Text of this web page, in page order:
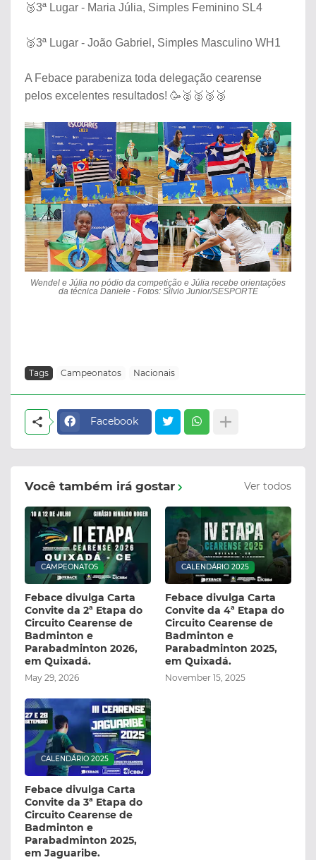
🥉3ª Lugar - Maria Júlia, Simples Feminino SL4
🥉3ª Lugar - João Gabriel, Simples Masculino WH1
A Febace parabeniza toda delegação cearense
pelos excelentes resultados! 🥳🥈🥈🥉🥉
Wendel e Júlia no pódio da competição e Júlia recebe orientações
da técnica Daniele - Fotos: Silvio Junior/SESPORTE
Tags Campeonatos Nacionais
Facebook
Você também irá gostar Ver todos
CAMPEONATOS
Febace divulga Carta
Convite da 2ª Etapa do
Circuito Cearense de
Badminton e
Parabadminton 2026,
em Quixadá.
May 29, 2026
CALENDÁRIO 2025
Febace divulga Carta
Convite da 4ª Etapa do
Circuito Cearense de
Badminton e
Parabadminton 2025,
em Quixadá.
November 15, 2025
CALENDÁRIO 2025
Febace divulga Carta
Convite da 3ª Etapa do
Circuito Cearense de
Badminton e
Parabadminton 2025,
em Jaguaribe.